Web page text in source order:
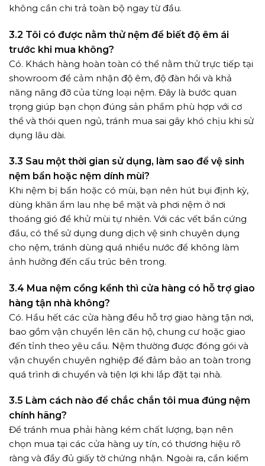
không cần chi trả toàn bộ ngay từ đầu.
3.2 Tôi có được nằm thử nệm để biết độ êm ái
trước khi mua không?
Có. Khách hàng hoàn toàn có thể nằm thử trực tiếp tại
showroom để cảm nhận độ êm, độ đàn hồi và khả
năng nâng đỡ của từng loại nệm. Đây là bước quan
trọng giúp bạn chọn đúng sản phẩm phù hợp với cơ
thể và thói quen ngủ, tránh mua sai gây khó chịu khi sử
dụng lâu dài.
3.3 Sau một thời gian sử dụng, làm sao để vệ sinh
nệm bẩn hoặc nệm dính mùi?
Khi nệm bị bẩn hoặc có mùi, bạn nên hút bụi định kỳ,
dùng khăn ẩm lau nhẹ bề mặt và phơi nệm ở nơi
thoáng gió để khử mùi tự nhiên. Với các vết bẩn cứng
đầu, có thể sử dụng dung dịch vệ sinh chuyên dụng
cho nệm, tránh dùng quá nhiều nước để không làm
ảnh hưởng đến cấu trúc bên trong.
3.4 Mua nệm cồng kềnh thì cửa hàng có hỗ trợ giao
hàng tận nhà không?
Có. Hầu hết các cửa hàng đều hỗ trợ giao hàng tận nơi,
bao gồm vận chuyển lên căn hộ, chung cư hoặc giao
đến tỉnh theo yêu cầu. Nệm thường được đóng gói và
vận chuyển chuyên nghiệp để đảm bảo an toàn trong
quá trình di chuyển và tiện lợi khi lắp đặt tại nhà.
3.5 Làm cách nào để chắc chắn tôi mua đúng nệm
chính hãng?
Để tránh mua phải hàng kém chất lượng, bạn nên
chọn mua tại các cửa hàng uy tín, có thương hiệu rõ
ràng và đầy đủ giấy tờ chứng nhận. Ngoài ra, cần kiểm